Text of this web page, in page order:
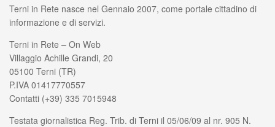
Terni in Rete nasce nel Gennaio 2007, come portale cittadino di
informazione e di servizi.
Terni in Rete – On Web
Villaggio Achille Grandi, 20
05100 Terni (TR)
P.IVA 01417770557
Contatti (+39) 335 7015948
Testata giornalistica Reg. Trib. di Terni il 05/06/09 al nr. 905 N.